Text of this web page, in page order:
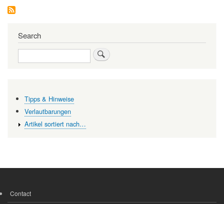
Forschung,
Search
Search
Tipps & Hinweise
Verlautbarungen
Artikel sortiert nach…
FOOTER
Contact